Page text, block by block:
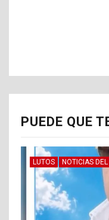
PUEDE QUE
LUTOS NOTICIAS